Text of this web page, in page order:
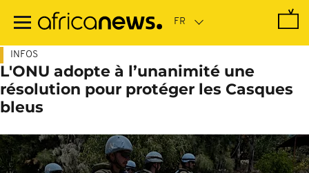
contenu
INFOS
L'ONU adopte à l’unanimité une
résolution pour protéger les Casques
bleus